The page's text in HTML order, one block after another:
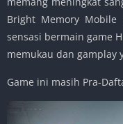
Bright Memory
sensasi bermain game
memukau dan gamplay
Game ini masih Pra-